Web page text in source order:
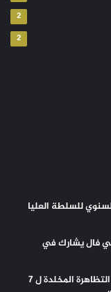
2
2
للسلطة العليا
فال يشارك في
كيفه/ حضرا من نواكشوط للمشاركة في إنجاح التظاهرة المخلدة ل 7